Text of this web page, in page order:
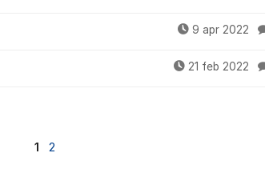
9 apr 2022
21 feb 2022
1 2